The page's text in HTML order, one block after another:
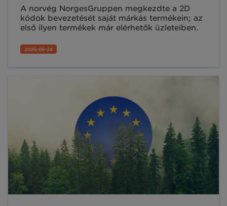
A norvég NorgesGruppen megkezdte a 2D
kódok bevezetését saját márkás termékein; az
első ilyen termékek már elérhetők üzleteiben.
2026-06-24